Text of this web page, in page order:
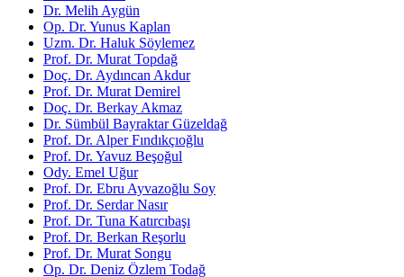
Dr. Melih Aygün
Op. Dr. Yunus Kaplan
Uzm. Dr. Haluk Söylemez
Prof. Dr. Murat Topdağ
Doç. Dr. Aydıncan Akdur
Prof. Dr. Murat Demirel
Doç. Dr. Berkay Akmaz
Dr. Sümbül Bayraktar Güzeldağ
Prof. Dr. Alper Fındıkçıoğlu
Prof. Dr. Yavuz Beşoğul
Ody. Emel Uğur
Prof. Dr. Ebru Ayvazoğlu Soy
Prof. Dr. Serdar Nasır
Prof. Dr. Tuna Katırcıbaşı
Prof. Dr. Berkan Reşorlu
Prof. Dr. Murat Songu
Op. Dr. Deniz Özlem Todağ